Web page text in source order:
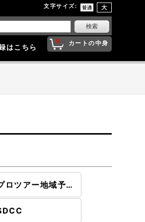
文字サイズ:
0 カートの中身
はこちら
プロツアー地域予選・ミシックチャンピオンシップ予選